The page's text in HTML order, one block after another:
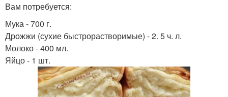
Вам потребуется:
Мука - 700 г.
Дрожжи (сухие быстрорастворимые) - 2. 5 ч. л.
Молоко - 400 мл.
Яйцо - 1 шт.